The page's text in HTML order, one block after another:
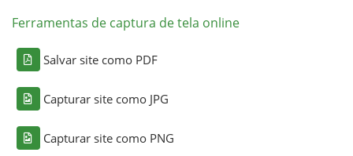
Ferramentas de captura de tela online
Salvar site como PDF
Capturar site como JPG
Capturar site como PNG